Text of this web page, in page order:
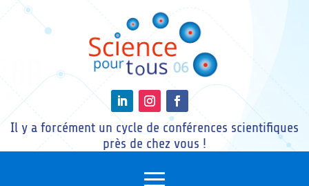
Il y a forcément un cycle de conférences scientifiques
près de chez vous !